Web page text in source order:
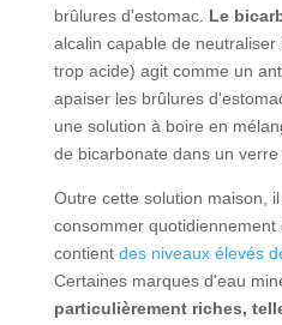
brûlures d'estomac. Le
alcalin capable de
trop acide) agit comme un
apaiser les brûlures
une solution à boire en
de bicarbonate dans un
Outre cette solution maison,
consommer
contient des niveaux élevés
Certaines marques d'eau
particulièrement riches,